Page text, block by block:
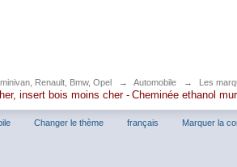
Renault, Bmw, Opel → Automobile → Les
insert bois moins cher - Cheminée ethanol
Changer le thème français Marquer la